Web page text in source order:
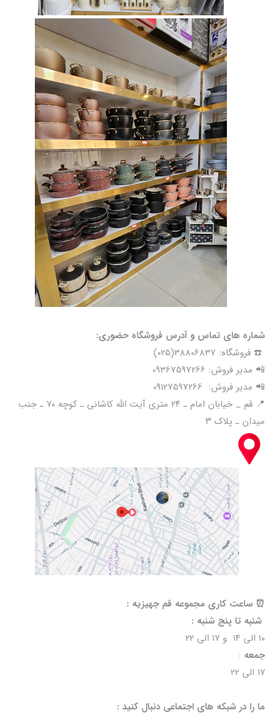
شماره های تماس و آدرس فروشگاه حضوری:
☎️ فروشگاه: 38806837(025)
📲 مدیر فروش: 09367597266
📲 مدیر فروش: 09127597266
📍 قم _ خیابان امام ـ ۲۴ متری آیت الله کاشانی ـ کوچه ۷۰ ـ جنب
میدان ـ پلاک ۳
⏰️ ساعت کاری مجموعه قم جهیزیه :
شنبه تا پنج شنبه :
۱۰ الی ۱۴ و ۱۷ الی ۲۲
جمعه :
۱۷ الی ۲۲
ما را در شبکه های اجتماعی دنبال کنید :